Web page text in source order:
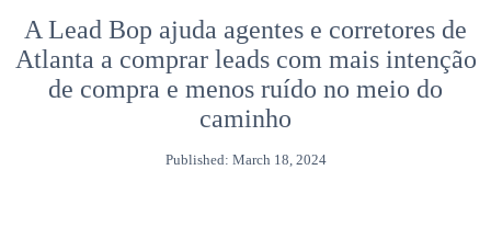
A Lead Bop ajuda agentes e corretores de
Atlanta a comprar leads com mais intenção
de compra e menos ruído no meio do
caminho
Published: March 18, 2024